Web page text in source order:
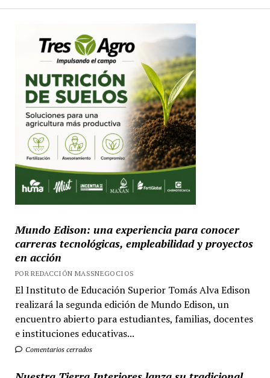
Mundo Edison: una experiencia para conocer
carreras tecnológicas, empleabilidad y proyectos
en acción
POR REDACCIÓN MASSNEGOCIOS
El Instituto de Educación Superior Tomás Alva Edison
realizará la segunda edición de Mundo Edison, un
encuentro abierto para estudiantes, familias, docentes
e instituciones educativas...
Comentarios cerrados